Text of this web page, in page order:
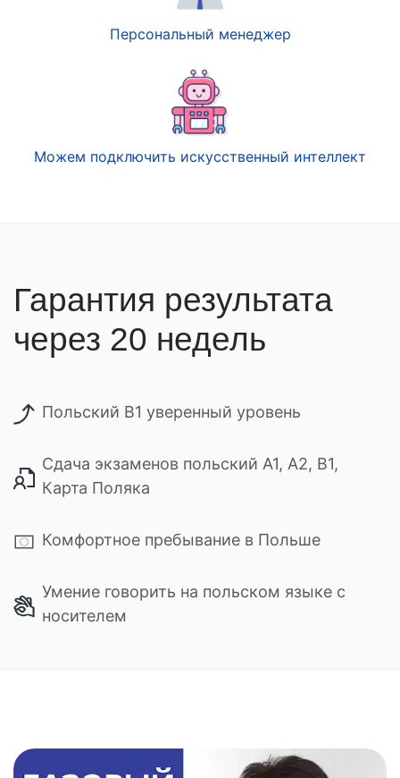
Персональный менеджер
Можем подключить искусственный интеллект
Гарантия результата
через 20 недель
Польский B1 уверенный уровень
Сдача экзаменов польский А1, А2, В1,
Карта Поляка
Комфортное пребывание в Польше
Умение говорить на польском языке с
носителем